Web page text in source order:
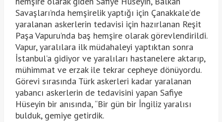
Savaşları’nda hemşirelik yaptığı için Çanakkale’de
yaralanan askerlerin tedavisi için hazırlanan Reşit
Paşa Vapuru’nda baş hemşire olarak görevlendirildi.
Vapur, yaralılara ilk müdahaleyi yaptıktan sonra
İstanbul’a gidiyor ve yaralıları hastanelere aktarıp,
mühimmat ve erzak ile tekrar cepheye dönüyordu.
Görevi sırasında Türk askerleri kadar yaralanan
yabancı askerlerin de tedavisini yapan Safiye
Hüseyin bir anısında, “Bir gün bir İngiliz yaralısı
bulduk, gemiye getirdik.